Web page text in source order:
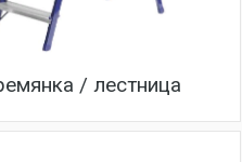
/ лестница